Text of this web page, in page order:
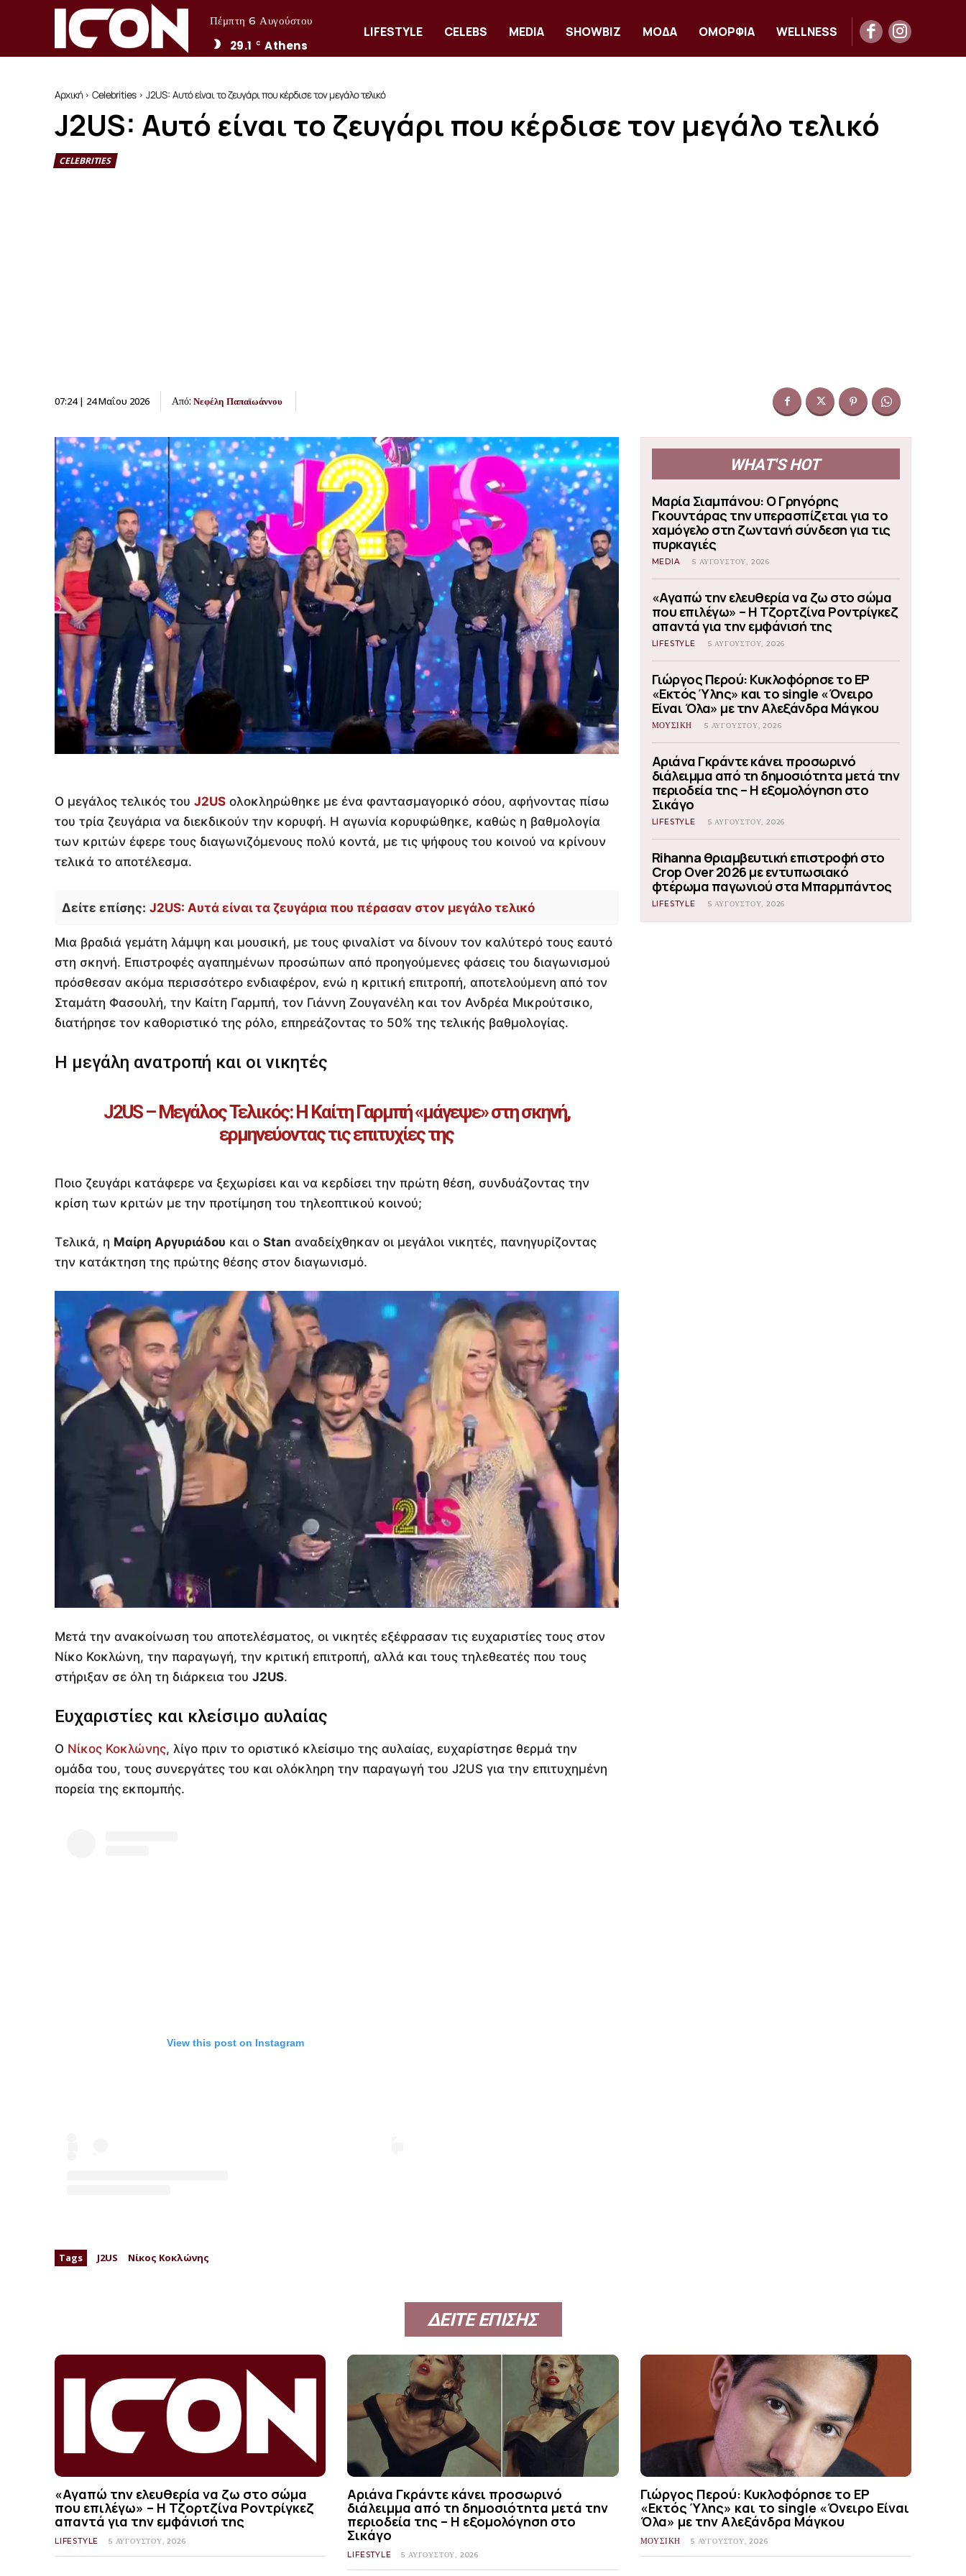
Πέμπτη 6 Αυγούστου
29.1 C Athens
LIFESTYLE CELEBS MEDIA SHOWBIZ ΜΟΔΑ ΟΜΟΡΦΙΑ WELLNESS
Αρχική Celebrities J2US: Αυτό είναι το ζευγάρι που κέρδισε τον μεγάλο τελικό
J2US: Αυτό είναι το ζευγάρι που κέρδισε τον μεγάλο τελικό
CELEBRITIES
07:24 | 24 Μαΐου 2026 Από: Νεφέλη Παπαϊωάννου
Ο μεγάλος τελικός του J2US ολοκληρώθηκε με ένα φαντασμαγορικό σόου, αφήνοντας πίσω
του τρία ζευγάρια να διεκδικούν την κορυφή. Η αγωνία κορυφώθηκε, καθώς η βαθμολογία
των κριτών έφερε τους διαγωνιζόμενους πολύ κοντά, με τις ψήφους του κοινού να κρίνουν
τελικά το αποτέλεσμα.
Δείτε επίσης: J2US: Αυτά είναι τα ζευγάρια που πέρασαν στον μεγάλο τελικό
Μια βραδιά γεμάτη λάμψη και μουσική, με τους φιναλίστ να δίνουν τον καλύτερό τους εαυτό
στη σκηνή. Επιστροφές αγαπημένων προσώπων από προηγούμενες φάσεις του διαγωνισμού
πρόσθεσαν ακόμα περισσότερο ενδιαφέρον, ενώ η κριτική επιτροπή, αποτελούμενη από τον
Σταμάτη Φασουλή, την Καίτη Γαρμπή, τον Γιάννη Ζουγανέλη και τον Ανδρέα Μικρούτσικο,
διατήρησε τον καθοριστικό της ρόλο, επηρεάζοντας το 50% της τελικής βαθμολογίας.
Η μεγάλη ανατροπή και οι νικητές
J2US – Μεγάλος Τελικός: Η Καίτη Γαρμπή «μάγεψε» στη σκηνή,
ερμηνεύοντας τις επιτυχίες της
Ποιο ζευγάρι κατάφερε να ξεχωρίσει και να κερδίσει την πρώτη θέση, συνδυάζοντας την
κρίση των κριτών με την προτίμηση του τηλεοπτικού κοινού;
Τελικά, η Μαίρη Αργυριάδου και ο Stan αναδείχθηκαν οι μεγάλοι νικητές, πανηγυρίζοντας
την κατάκτηση της πρώτης θέσης στον διαγωνισμό.
Μετά την ανακοίνωση του αποτελέσματος, οι νικητές εξέφρασαν τις ευχαριστίες τους στον
Νίκο Κοκλώνη, την παραγωγή, την κριτική επιτροπή, αλλά και τους τηλεθεατές που τους
στήριξαν σε όλη τη διάρκεια του J2US.
Ευχαριστίες και κλείσιμο αυλαίας
Ο Νίκος Κοκλώνης, λίγο πριν το οριστικό κλείσιμο της αυλαίας, ευχαρίστησε θερμά την
ομάδα του, τους συνεργάτες του και ολόκληρη την παραγωγή του J2US για την επιτυχημένη
πορεία της εκπομπής.
View this post on Instagram
Tags J2US Νίκος Κοκλώνης
WHAT'S HOT
Μαρία Σιαμπάνου: Ο Γρηγόρης
Γκουντάρας την υπερασπίζεται για το
χαμόγελο στη ζωντανή σύνδεση για τις
πυρκαγιές
MEDIA 5 ΑΥΓΟΎΣΤΟΥ, 2026
«Αγαπώ την ελευθερία να ζω στο σώμα
που επιλέγω» – Η Τζορτζίνα Ροντρίγκεζ
απαντά για την εμφάνισή της
LIFESTYLE 5 ΑΥΓΟΎΣΤΟΥ, 2026
Γιώργος Περού: Κυκλοφόρησε το EP
«Εκτός Ύλης» και το single «Όνειρο
Είναι Όλα» με την Αλεξάνδρα Μάγκου
ΜΟΥΣΙΚΗ 5 ΑΥΓΟΎΣΤΟΥ, 2026
Αριάνα Γκράντε κάνει προσωρινό
διάλειμμα από τη δημοσιότητα μετά την
περιοδεία της – Η εξομολόγηση στο
Σικάγο
LIFESTYLE 5 ΑΥΓΟΎΣΤΟΥ, 2026
Rihanna θριαμβευτική επιστροφή στο
Crop Over 2026 με εντυπωσιακό
φτέρωμα παγωνιού στα Μπαρμπάντος
LIFESTYLE 5 ΑΥΓΟΎΣΤΟΥ, 2026
ΔΕΙΤΕ ΕΠΙΣΗΣ
«Αγαπώ την ελευθερία να ζω στο σώμα
που επιλέγω» – Η Τζορτζίνα Ροντρίγκεζ
απαντά για την εμφάνισή της
LIFESTYLE 5 ΑΥΓΟΎΣΤΟΥ, 2026
Αριάνα Γκράντε κάνει προσωρινό
διάλειμμα από τη δημοσιότητα μετά την
περιοδεία της – Η εξομολόγηση στο
Σικάγο
LIFESTYLE 5 ΑΥΓΟΎΣΤΟΥ, 2026
Γιώργος Περού: Κυκλοφόρησε το EP
«Εκτός Ύλης» και το single «Όνειρο Είναι
Όλα» με την Αλεξάνδρα Μάγκου
ΜΟΥΣΙΚΗ 5 ΑΥΓΟΎΣΤΟΥ, 2026